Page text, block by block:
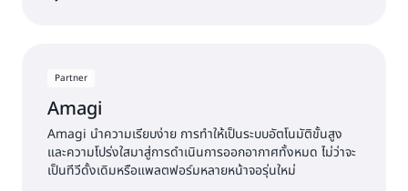
Partner
Amagi
Amagi นำความเรียบง่าย การทำให้เป็นระบบอัตโนมัติขั้นสูง
และความโปร่งใสมาสู่การดำเนินการออกอากาศทั้งหมด ไม่ว่าจะ
เป็นทีวีดั้งเดิมหรือแพลตฟอร์มหลายหน้าจอรุ่นใหม่